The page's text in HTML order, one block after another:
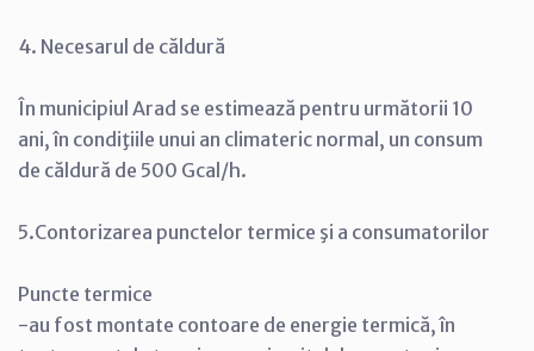
4. Necesarul de căldură
În municipiul Arad se estimează pentru următorii 10
ani, în condiţiile unui an climateric normal, un consum
de căldură de 500 Gcal/h.
5.Contorizarea punctelor termice şi a consumatorilor
Puncte termice
-au fost montate contoare de energie termică, în